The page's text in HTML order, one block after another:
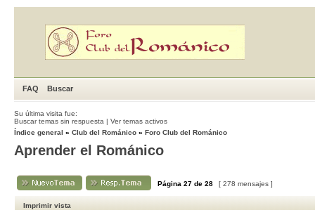
FAQ Buscar
Su última visita fue:
Buscar temas sin respuesta | Ver temas activos
Índice general » Club del Románico » Foro Club del Románico
Aprender el Románico
Página 27 de 28 [ 278 mensajes ]
Imprimir vista